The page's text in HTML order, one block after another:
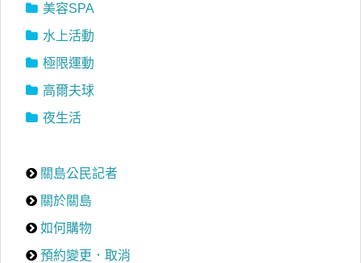
美容SPA
水上活動
極限運動
高爾夫球
夜生活
關島公民記者
關於關島
如何購物
預約變更．取消